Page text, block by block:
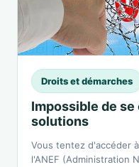
Droits et démarches
Impossible de se
solutions
Vous tentez d'accéder
l'ANEF (Administration